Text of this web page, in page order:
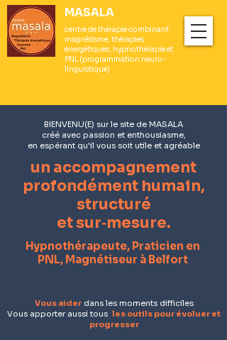
MASALA
centre de thérapie combinant
magnétisme, thérapies
énergétiques, hypnothérapie et
PNL (programmation neuro-
linguistique)
BIENVENU(E) sur le site de MASALA
créé avec passion et enthousiasme,
en espérant qu'il vous soit utile et agréable
un accompagnement
profondément humain,
structuré
et sur‑mesure.
Hypnothérapeute, Praticien en
PNL, Magnétiseur à Belfort
Vous aider dans les moments difficiles
Vous apporter aussi tous les outils pour évoluer et
progresser